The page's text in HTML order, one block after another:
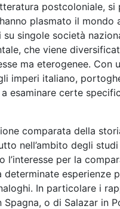
postcoloniale,
plasmato il mondo
singole società
che viene
ma eterogenee. Con
imperi italiano,
esaminare certe
comparata della
nell’ambito degli
per la
esperienze
In particolare i
o di Salazar in